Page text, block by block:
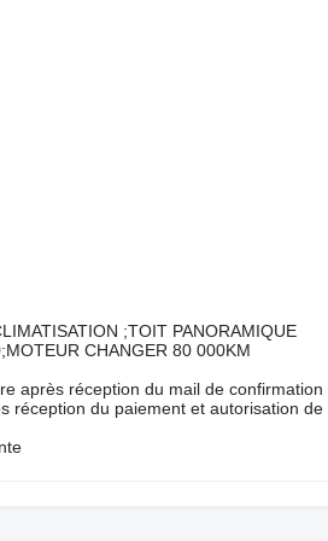
;TOIT PANORAMIQUE
CHANGER 80 000KM
après réception du mail de
du paiement et autorisation